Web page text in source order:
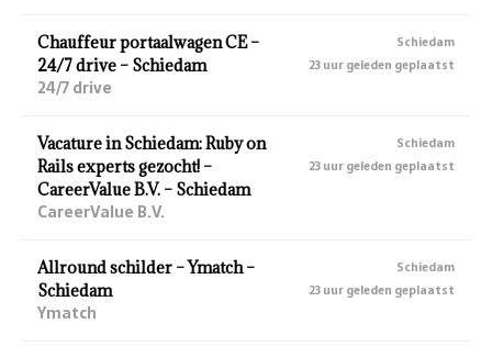
Chauffeur portaalwagen CE –
24/7 drive – Schiedam
24/7 drive
Schiedam
23 uur geleden geplaatst
Vacature in Schiedam: Ruby on
Rails experts gezocht! –
CareerValue B.V. – Schiedam
CareerValue B.V.
Schiedam
23 uur geleden geplaatst
Allround schilder – Ymatch –
Schiedam
Ymatch
Schiedam
23 uur geleden geplaatst